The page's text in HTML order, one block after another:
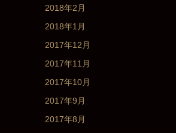
2018年2月
2018年1月
2017年12月
2017年11月
2017年10月
2017年9月
2017年8月